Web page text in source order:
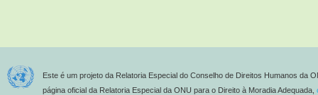
Este é um projeto da Relatoria Especial do Conselho de Direitos Humanos da
página oficial da Relatoria Especial da ONU para o Direito à Moradia Adequada,